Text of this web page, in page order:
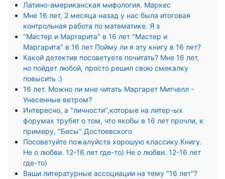
Латино-американская мифология. Маркес
Мне 16 лет, 2 месяца назад у нас была итоговая
контрольная работа по математике. Я з
"Мастер и Маргарита" в 16 лет "Мастер и
Маргарита" в 16 лет Пойму ли я эту книгу в 16 лет?
Какой детектив посоветуете почитать? Мне 16 лет,
но пойдет любой, просто решил свою смекалку
повысить :)
16 лет. Можно ли мне читать Маргарет Митчелл -
Унесенные ветром?
Интересно, а "личности",которые на литер-ых
форумах трубят о том, что якобы в 16 лет прочли, к
примеру, "Бесы" Достоевского
Посоветуйте пожалуйста хорошую классику.Книгу.
Не о любви. 12-16 лет где-то) Не о любви. 12-16 лет
где-то)
Ваши литературные ассоциации на тему "16 лет"?